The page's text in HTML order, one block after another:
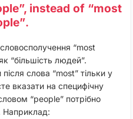
instead of “most
.
“most
“більшість людей”.
слова “most” тільки у
вказати на специфічну
“people” потрібно
Наприклад: